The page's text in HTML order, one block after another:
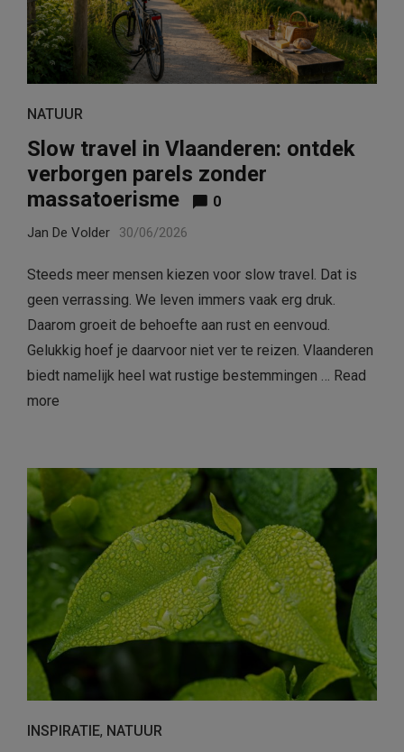
NATUUR
Slow travel in Vlaanderen: ontdek
verborgen parels zonder
massatoerisme
0
Jan De Volder 30/06/2026
Steeds meer mensen kiezen voor slow travel. Dat is
geen verrassing. We leven immers vaak erg druk.
Daarom groeit de behoefte aan rust en eenvoud.
Gelukkig hoef je daarvoor niet ver te reizen. Vlaanderen
biedt namelijk heel wat rustige bestemmingen … Read
more
INSPIRATIE, NATUUR